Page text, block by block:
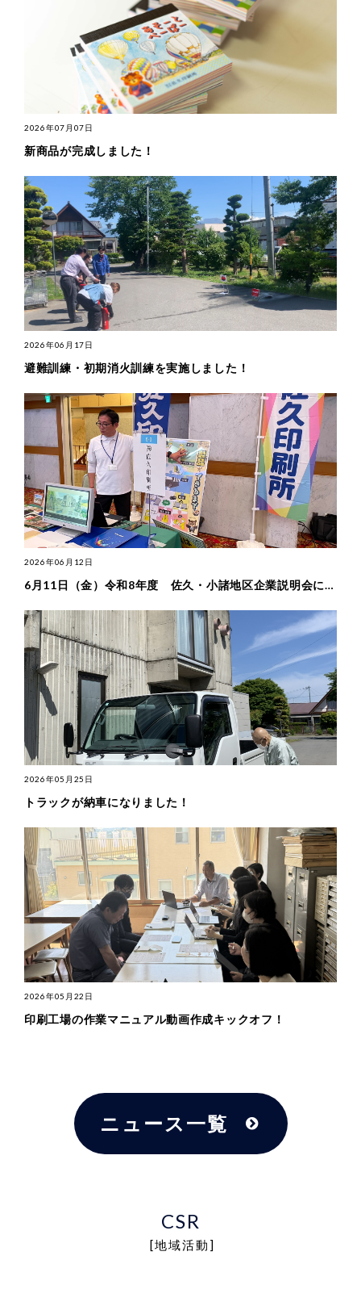
2026年07月07日
新商品が完成しました！
2026年06月17日
避難訓練・初期消火訓練を実施しました！
2026年06月12日
6月11日（金）令和8年度 佐久・小諸地区企業説明会に初めて...
2026年05月25日
トラックが納車になりました！
2026年05月22日
印刷工場の作業マニュアル動画作成キックオフ！
ニュース一覧
CSR
[地域活動]